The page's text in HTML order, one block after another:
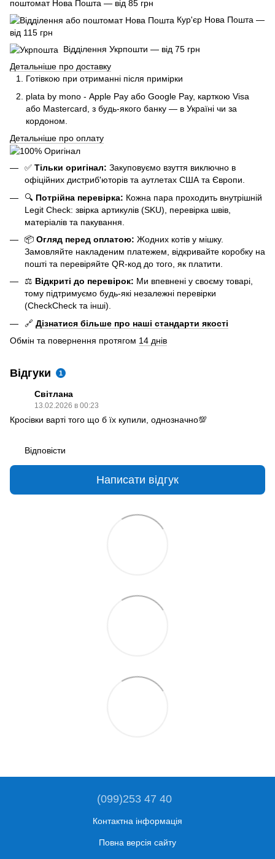
поштомат Нова Пошта — від 85 грн
Кур'єр Нова Пошта —
від 115 грн
Відділення Укрпошти — від 75 грн
Детальніше про доставку
Готівкою при отриманні після примірки
plata by mono - Apple Pay або Google Pay, карткою Visa
або Mastercard, з будь-якого банку — в Україні чи за
кордоном.
Детальніше про оплату
✅ Тільки оригінал: Закуповуємо взуття виключно в
офіційних дистриб'юторів та аутлетах США та Європи.
🔍 Потрійна перевірка: Кожна пара проходить внутрішній
Legit Check: звірка артикулів (SKU), перевірка швів,
матеріалів та пакування.
📦 Огляд перед оплатою: Жодних котів у мішку.
Замовляйте накладеним платежем, відкривайте коробку на
пошті та перевіряйте QR-код до того, як платити.
⚖️ Відкриті до перевірок: Ми впевнені у своєму товарі,
тому підтримуємо будь-які незалежні перевірки
(CheckCheck та інші).
🔗 Дізнатися більше про наші стандарти якості
Обмін та повернення протягом 14 днів
Відгуки 1
Світлана
13.02.2026 в 00:23
Кросівки варті того що б їх купили, однозначно💯
Відповісти
Написати відгук
(099)253 47 40
Контактна інформація
Повна версія сайту